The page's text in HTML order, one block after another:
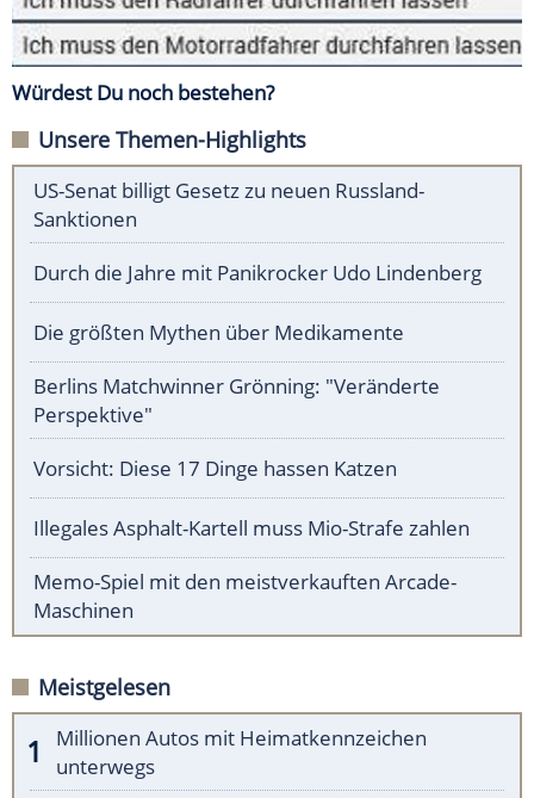
Würdest Du noch bestehen?
Unsere Themen-Highlights
US-Senat billigt Gesetz zu neuen Russland-
Sanktionen
Durch die Jahre mit Panikrocker Udo Lindenberg
Die größten Mythen über Medikamente
Berlins Matchwinner Grönning: "Veränderte
Perspektive"
Vorsicht: Diese 17 Dinge hassen Katzen
Illegales Asphalt-Kartell muss Mio-Strafe zahlen
Memo-Spiel mit den meistverkauften Arcade-
Maschinen
Meistgelesen
Millionen Autos mit Heimatkennzeichen
unterwegs